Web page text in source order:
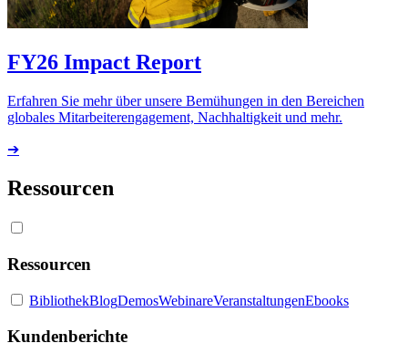
FY26 Impact Report
Erfahren Sie mehr über unsere Bemühungen in den Bereichen
globales Mitarbeiterengagement, Nachhaltigkeit und mehr.
➔
Ressourcen
Ressourcen
BibliothekBlogDemosWebinareVeranstaltungenEbooks
Kundenberichte